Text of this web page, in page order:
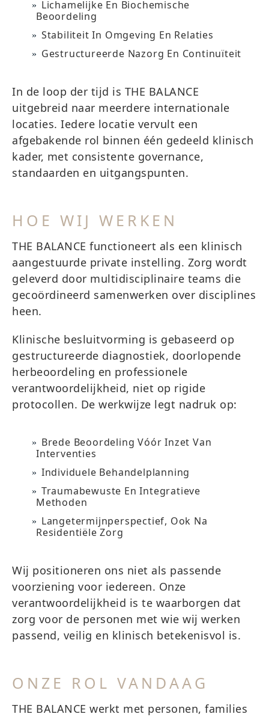
Lichamelijke En Biochemische
Beoordeling
Stabiliteit In Omgeving En Relaties
Gestructureerde Nazorg En Continuïteit
In de loop der tijd is THE BALANCE
uitgebreid naar meerdere internationale
locaties. Iedere locatie vervult een
afgebakende rol binnen één gedeeld klinisch
kader, met consistente governance,
standaarden en uitgangspunten.
HOE WIJ WERKEN
THE BALANCE functioneert als een klinisch
aangestuurde private instelling. Zorg wordt
geleverd door multidisciplinaire teams die
gecoördineerd samenwerken over disciplines
heen.
Klinische besluitvorming is gebaseerd op
gestructureerde diagnostiek, doorlopende
herbeoordeling en professionele
verantwoordelijkheid, niet op rigide
protocollen. De werkwijze legt nadruk op:
Brede Beoordeling Vóór Inzet Van
Interventies
Individuele Behandelplanning
Traumabewuste En Integratieve
Methoden
Langetermijnperspectief, Ook Na
Residentiële Zorg
Wij positioneren ons niet als passende
voorziening voor iedereen. Onze
verantwoordelijkheid is te waarborgen dat
zorg voor de personen met wie wij werken
passend, veilig en klinisch betekenisvol is.
ONZE ROL VANDAAG
THE BALANCE werkt met personen, families